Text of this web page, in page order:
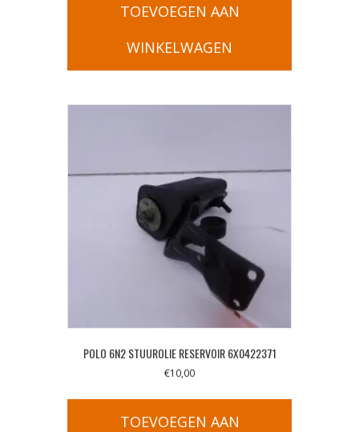
TOEVOEGEN AAN
WINKELWAGEN
POLO 6N2 STUUROLIE RESERVOIR 6X0422371
€10,00
TOEVOEGEN AAN